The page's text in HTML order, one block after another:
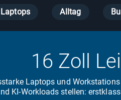
Alltag
16 Zoll
Laptops und
KI-Workloads stellen: